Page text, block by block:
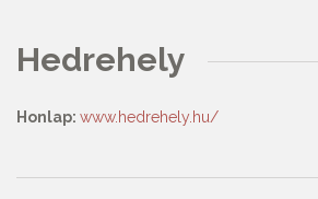
Hedrehely
Honlap: www.hedrehely.hu/